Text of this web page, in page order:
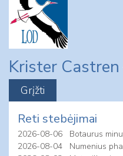
content
Krister
Reti stebėjimai
2026-08-06
Botaurus
2026-08-04
Numenius